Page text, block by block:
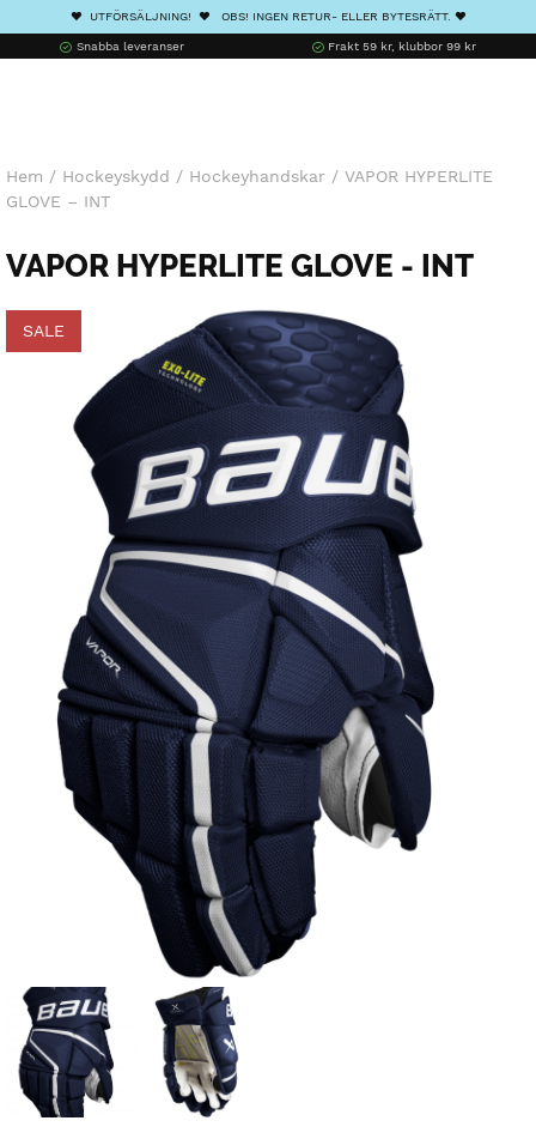
❤️ UTFÖRSÄLJNING! ❤️ OBS! INGEN RETUR- ELLER BYTESRÄTT. ❤️
Snabba leveranser Frakt 59 kr, klubbor 99 kr
Hem / Hockeyskydd / Hockeyhandskar / VAPOR HYPERLITE
GLOVE – INT
VAPOR HYPERLITE GLOVE - INT
SALE